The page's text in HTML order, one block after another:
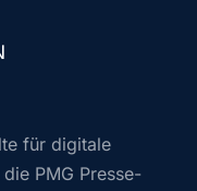
für digitale
PMG Presse-